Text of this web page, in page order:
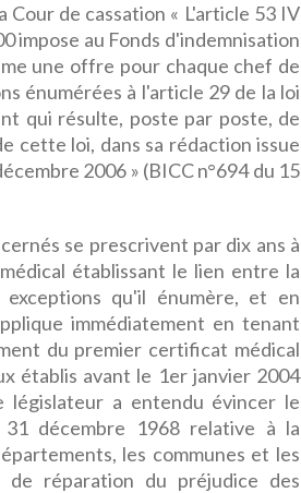
Cour de cassation « L'article 53 IV
impose au Fonds d'indemnisation
une offre pour chaque chef de
énumérées à l'article 29 de la loi
qui résulte, poste par poste, de
cette loi, dans sa rédaction issue
2006 » (BICC n°694 du 15
se prescrivent par dix ans à
établissant le lien entre la
qu'il énumère, et en
immédiatement en tenant
du premier certificat médical
établis avant le 1er janvier 2004
a entendu évincer le
décembre 1968 relative à la
les communes et les
de réparation du préjudice des